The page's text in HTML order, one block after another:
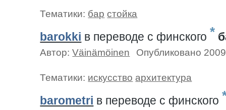
Тематики: бар стойка
barokki в переводе c финского *
Автор:Väinämöinen Опубликовано
Тематики: искусство архитектура
barometri в переводе c финского